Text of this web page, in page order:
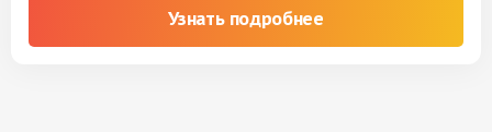
Узнать подробнее